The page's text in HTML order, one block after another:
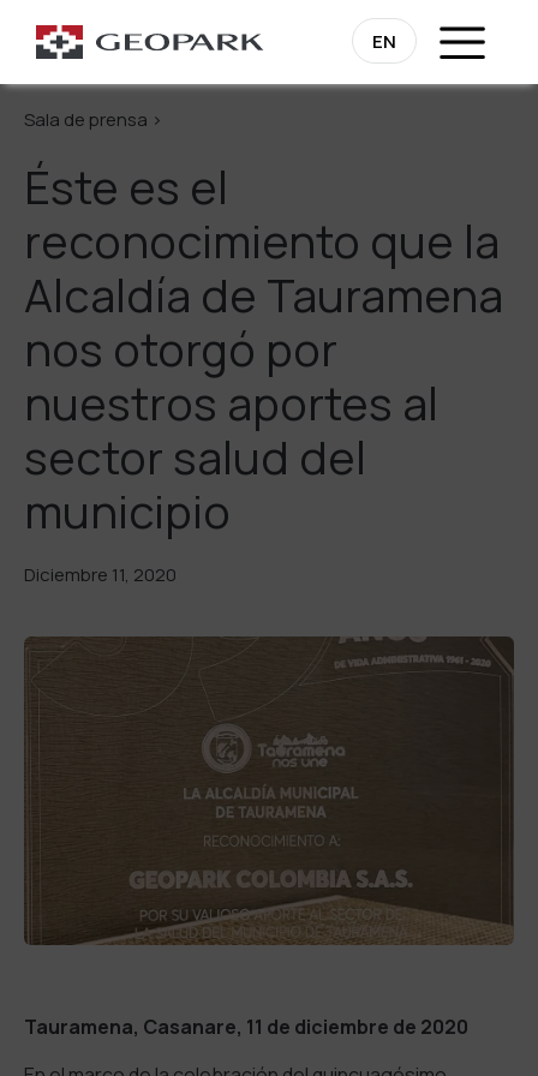
EN
Regresa
Sala de prensa >
Éste es el
reconocimiento que la
Alcaldía de Tauramena
nos otorgó por
nuestros aportes al
sector salud del
municipio
Diciembre 11, 2020
Tauramena, Casanare, 11 de diciembre de 2020